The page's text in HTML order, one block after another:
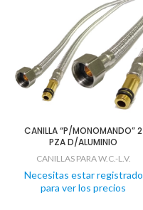
CANILLA “P/MONOMANDO” 2
PZA D/ALUMINIO
CANILLAS PARA W.C.-L.V.
Necesitas estar registrado
para ver los precios